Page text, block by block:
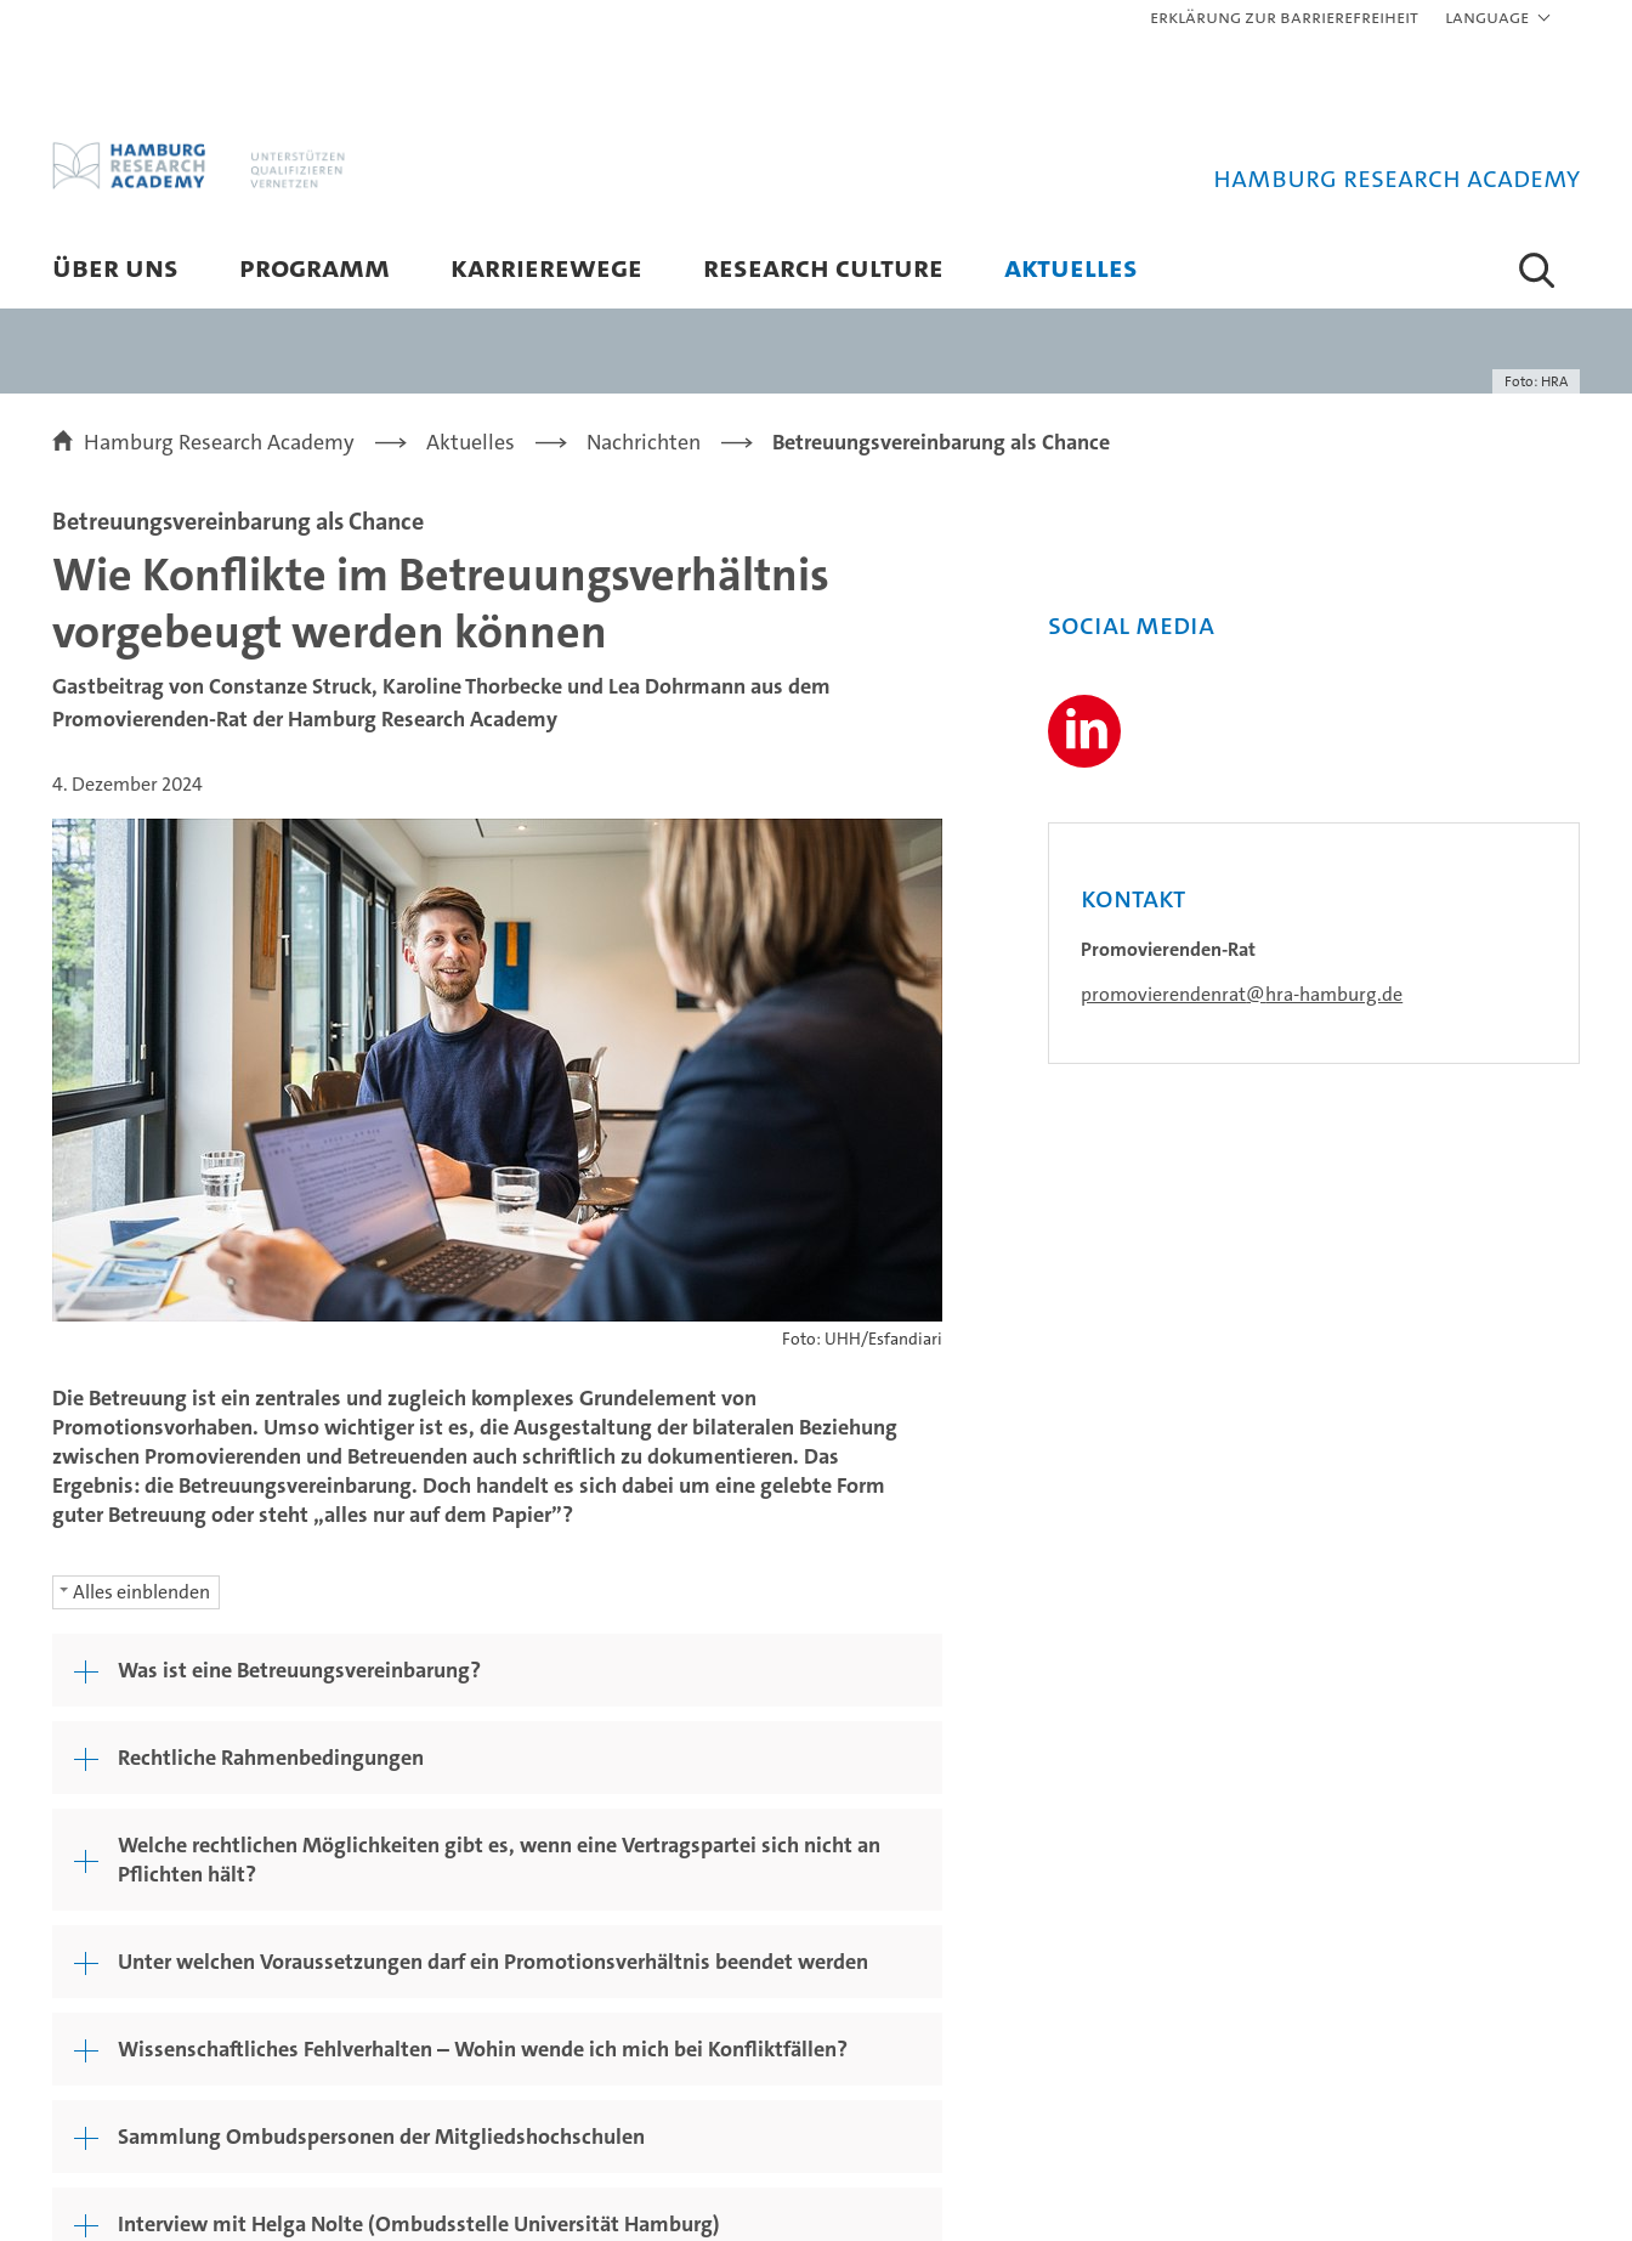
Erklärung zur Barrierefreiheit Language
Hamburg Research Academy
ÜBER UNS PROGRAMM KARRIEREWEGE RESEARCH CULTURE AKTUELLES
Foto: HRA
Hamburg Research Academy Aktuelles Nachrichten Betreuungsvereinbarung als Chance
Betreuungsvereinbarung als Chance
Wie Konflikte im Betreuungsverhältnis
vorgebeugt werden können
Gastbeitrag von Constanze Struck, Karoline Thorbecke und Lea Dohrmann aus dem
Promovierenden-Rat der Hamburg Research Academy
4. Dezember 2024
Foto: UHH/Esfandiari
Die Betreuung ist ein zentrales und zugleich komplexes Grundelement von
Promotionsvorhaben. Umso wichtiger ist es, die Ausgestaltung der bilateralen Beziehung
zwischen Promovierenden und Betreuenden auch schriftlich zu dokumentieren. Das
Ergebnis: die Betreuungsvereinbarung. Doch handelt es sich dabei um eine gelebte Form
guter Betreuung oder steht „alles nur auf dem Papier”?
Alles einblenden
Was ist eine Betreuungsvereinbarung?
Rechtliche Rahmenbedingungen
Welche rechtlichen Möglichkeiten gibt es, wenn eine Vertragspartei sich nicht an
Pflichten hält?
Unter welchen Voraussetzungen darf ein Promotionsverhältnis beendet werden
Wissenschaftliches Fehlverhalten – Wohin wende ich mich bei Konfliktfällen?
Sammlung Ombudspersonen der Mitgliedshochschulen
Interview mit Helga Nolte (Ombudsstelle Universität Hamburg)
Social Media
Kontakt
Promovierenden-Rat
promovierendenrat
hra-hamburg.de